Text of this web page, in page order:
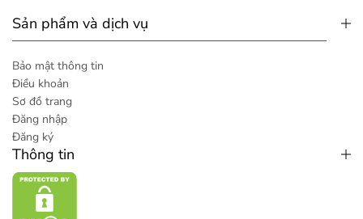
Sản phẩm và dịch vụ
Bảo mật thông tin
Điều khoản
Sơ đồ trang
Đăng nhập
Đăng ký
Thông tin